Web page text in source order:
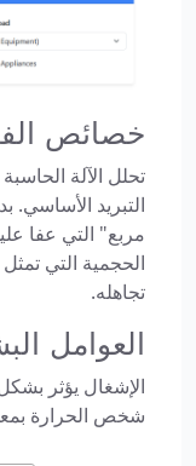
خصائص
تحلل الآلة
مربع" التي عفا
الحجمية التي
تجاهله.
العوامل
الإشغال يؤثر
شخص الحرارة